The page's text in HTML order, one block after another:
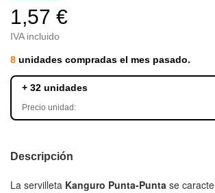
1,57 €
IVA incluido
8 unidades compradas el mes pasado.
+ 32 unidades
Precio unidad:
Descripción
La servilleta Kanguro Punta-Punta se